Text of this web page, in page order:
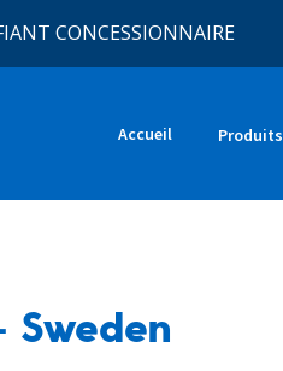
CONCESSIONNAIRE
Accueil Produits